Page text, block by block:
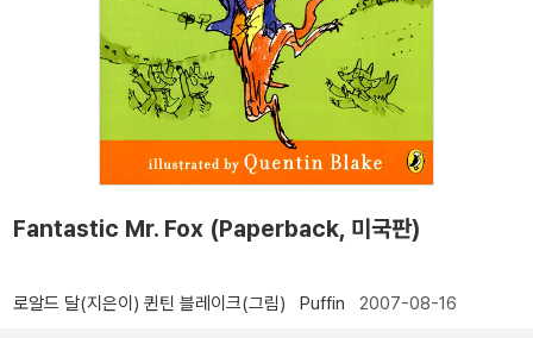
Fantastic Mr. Fox (Paperback, 미국판)
로알드 달(지은이) 퀸틴 블레이크(그림) Puffin 2007-08-16